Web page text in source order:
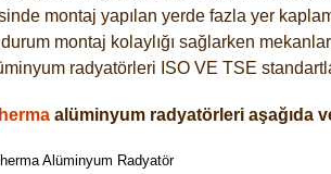
montaj yapılan yerde fazla yer
montaj kolaylığı sağlarken
radyatörleri ISO VE TSE
alüminyum radyatörleri aşağıda